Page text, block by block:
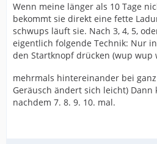
Wenn meine länger als 10 Tage
bekommt sie direkt eine fette
schwups läuft sie. Nach 3, 4, 5,
eigentlich folgende Technik: Nur in
den Startknopf drücken (wup wup
mehrmals hintereinander bei
Geräusch ändert sich leicht)
nachdem 7. 8. 9. 10. mal.